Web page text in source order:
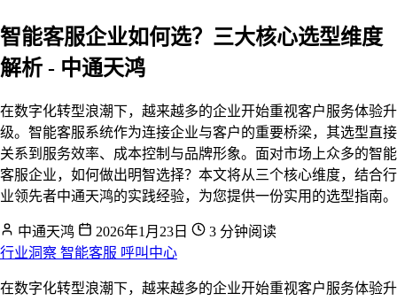
智能客服企业如何选？三大核心选型维度
解析 - 中通天鸿
在数字化转型浪潮下，越来越多的企业开始重视客户服务体验升
级。智能客服系统作为连接企业与客户的重要桥梁，其选型直接
关系到服务效率、成本控制与品牌形象。面对市场上众多的智能
客服企业，如何做出明智选择？本文将从三个核心维度，结合行
业领先者中通天鸿的实践经验，为您提供一份实用的选型指南。
中通天鸿 2026年1月23日
3 分钟阅读
行业洞察 智能客服 呼叫中心
在数字化转型浪潮下，越来越多的企业开始重视客户服务体验升